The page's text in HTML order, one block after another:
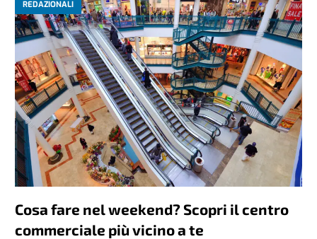
REDAZIONALI
Cosa fare nel weekend? Scopri il centro
commerciale più vicino a te